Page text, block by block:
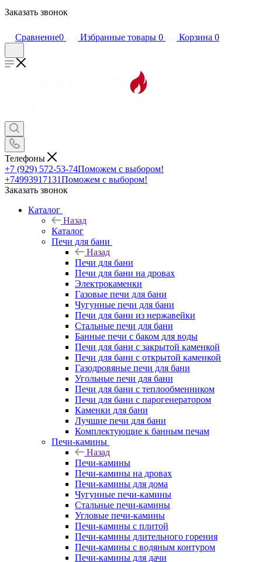
Заказать звонок
Сравнение0 Избранные товары 0 Корзина 0
Телефоны
+7 (929) 572-53-74Поможем с выбором!
+74993917131Поможем с выбором!
Заказать звонок
Каталог
Назад
Каталог
Печи для бани
Назад
Печи для бани
Печи для бани на дровах
Электрокаменки
Газовые печи для бани
Чугунные печи для бани
Печи для бани из нержавейки
Стальные печи для бани
Банные печи с баком для воды
Печи для бани с закрытой каменкой
Печи для бани с открытой каменкой
Газодровяные печи для бани
Угольные печи для бани
Печи для бани с теплообменником
Печи для бани с парогенератором
Каменки для бани
Лучшие печи для бани
Комплектующие к банным печам
Печи-камины
Назад
Печи-камины
Печи-камины на дровах
Печи-камины для дома
Чугунные печи-камины
Стальные печи-камины
Угловые печи-камины
Печи-камины с плитой
Печи-камины длительного горения
Печи-камины с водяным контуром
Печи-камины для дачи